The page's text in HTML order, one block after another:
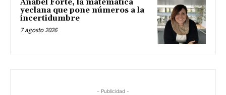
Anabel Forte, la matemática
yeclana que pone números a la
incertidumbre
7 agosto 2026
- Publicidad -